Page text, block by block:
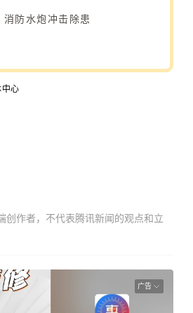
防水炮冲击除患
中心
创作者，不代表腾讯新闻的观点和立
广告